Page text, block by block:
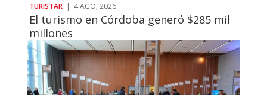
TURISTAR | 4 AGO, 2026
El turismo en Córdoba generó $285 mil
millones